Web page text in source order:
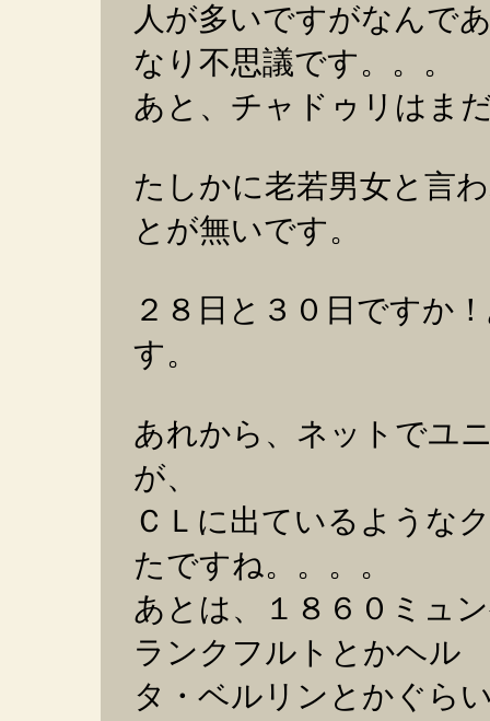
人が多いですがなんで
なり不思議です。。。
あと、チャドゥリはま
たしかに老若男女と言
とが無いです。
２８日と３０日ですか
す。
あれから、ネットでユ
が、
ＣＬに出ているような
たですね。。。。
あとは、１８６０ミュ
ランクフルトとかヘル
タ・ベルリンとかぐら